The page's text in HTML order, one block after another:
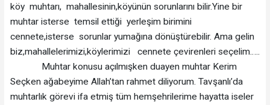
köy muhtarı, mahallesinin,köyünün sorunlarını bilir.Yine bir
muhtar isterse temsil ettiği yerleşim birimini
cennete,isterse sorunlar yumağına dönüştürebilir. Ama gelin
biz,mahallelerimizi,köylerimizi cennete çevirenleri seçelim…..
Muhtar konusu açılmışken duayen muhtar Kerim
Seçken ağabeyime Allah’tan rahmet diliyorum. Tavşanlı’da
muhtarlık görevi ifa etmiş tüm hemşehrilerime hayatta iseler